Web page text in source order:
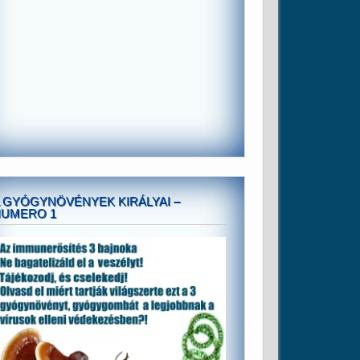
GYÓGYNÖVÉNYEK KIRÁLYAI –
1